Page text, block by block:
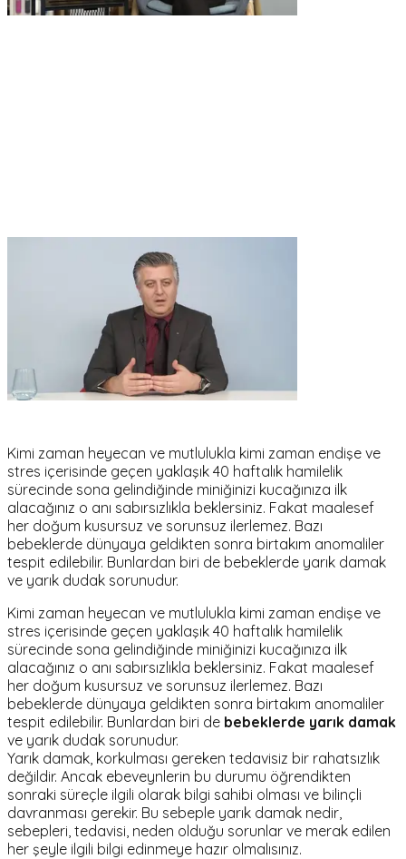
Kimi zaman heyecan ve mutlulukla kimi zaman endişe ve
stres içerisinde geçen yaklaşık 40 haftalık hamilelik
sürecinde sona gelindiğinde miniğinizi kucağınıza ilk
alacağınız o anı sabırsızlıkla beklersiniz. Fakat maalesef
her doğum kusursuz ve sorunsuz ilerlemez. Bazı
bebeklerde dünyaya geldikten sonra birtakım anomaliler
tespit edilebilir. Bunlardan biri de bebeklerde yarık damak
ve yarık dudak sorunudur.
Kimi zaman heyecan ve mutlulukla kimi zaman endişe ve
stres içerisinde geçen yaklaşık 40 haftalık hamilelik
sürecinde sona gelindiğinde miniğinizi kucağınıza ilk
alacağınız o anı sabırsızlıkla beklersiniz. Fakat maalesef
her doğum kusursuz ve sorunsuz ilerlemez. Bazı
bebeklerde dünyaya geldikten sonra birtakım anomaliler
tespit edilebilir. Bunlardan biri de bebeklerde yarık damak
ve yarık dudak sorunudur.
Yarık damak, korkulması gereken tedavisiz bir rahatsızlık
değildir. Ancak ebeveynlerin bu durumu öğrendikten
sonraki süreçle ilgili olarak bilgi sahibi olması ve bilinçli
davranması gerekir. Bu sebeple yarık damak nedir,
sebepleri, tedavisi, neden olduğu sorunlar ve merak edilen
her şeyle ilgili bilgi edinmeye hazır olmalısınız.